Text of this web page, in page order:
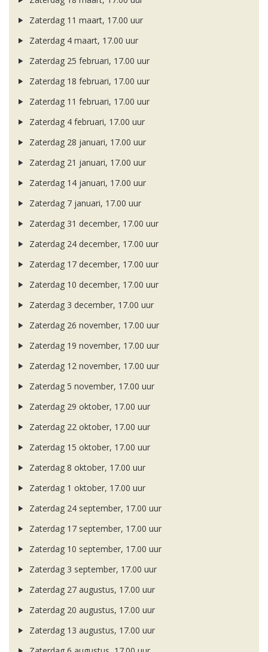
Zaterdag 11 maart, 17.00 uur
Zaterdag 4 maart, 17.00 uur
Zaterdag 25 februari, 17.00 uur
Zaterdag 18 februari, 17.00 uur
Zaterdag 11 februari, 17.00 uur
Zaterdag 4 februari, 17.00 uur
Zaterdag 28 januari, 17.00 uur
Zaterdag 21 januari, 17.00 uur
Zaterdag 14 januari, 17.00 uur
Zaterdag 7 januari, 17.00 uur
Zaterdag 31 december, 17.00 uur
Zaterdag 24 december, 17.00 uur
Zaterdag 17 december, 17.00 uur
Zaterdag 10 december, 17.00 uur
Zaterdag 3 december, 17.00 uur
Zaterdag 26 november, 17.00 uur
Zaterdag 19 november, 17.00 uur
Zaterdag 12 november, 17.00 uur
Zaterdag 5 november, 17.00 uur
Zaterdag 29 oktober, 17.00 uur
Zaterdag 22 oktober, 17.00 uur
Zaterdag 15 oktober, 17.00 uur
Zaterdag 8 oktober, 17.00 uur
Zaterdag 1 oktober, 17.00 uur
Zaterdag 24 september, 17.00 uur
Zaterdag 17 september, 17.00 uur
Zaterdag 10 september, 17.00 uur
Zaterdag 3 september, 17.00 uur
Zaterdag 27 augustus, 17.00 uur
Zaterdag 20 augustus, 17.00 uur
Zaterdag 13 augustus, 17.00 uur